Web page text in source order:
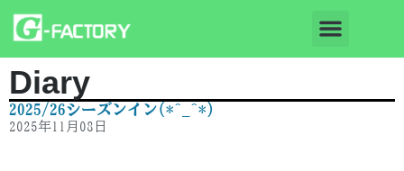
Diary
2025/26シーズンイン(*^_^*)
2025年11月08日